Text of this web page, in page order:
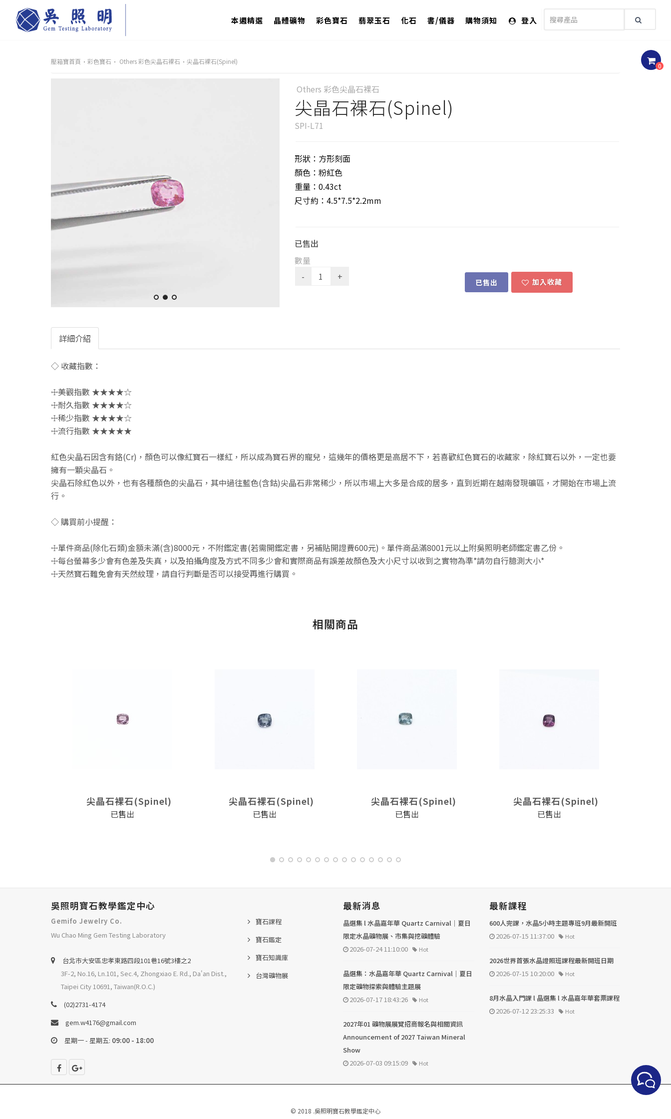
本週精選 晶體礦物 彩色寶石 翡翠玉石 化石 書/儀器 購物須知 登入
0
壓箱寶首頁 彩色寶石 Others 彩色尖晶石裸石 尖晶石裸石(Spinel)
Others 彩色尖晶石裸石
尖晶石裸石(Spinel)
SPI-L71
形狀：方形刻面
顏色：粉紅色
重量：0.43ct
尺寸約：4.5*7.5*2.2mm
已售出
數量
已售出 加入收藏
詳細介紹
◇ 收藏指數：
☩美觀指數 ★★★★☆
☩耐久指數 ★★★★☆
☩稀少指數 ★★★★☆
☩流行指數 ★★★★★
紅色尖晶石因含有鉻(Cr)，顏色可以像紅寶石一樣紅，所以成為寶石界的寵兒，這幾年的價格更是高居不下，若喜歡紅色寶石的收藏家，除紅寶石以外，一定也要
擁有一顆尖晶石。
尖晶石除紅色以外，也有各種顏色的尖晶石，其中過往藍色(含鈷)尖晶石非常稀少，所以市場上大多是合成的居多，直到近期在越南發現礦區，才開始在市場上流
行。
◇ 購買前小提醒：
☩單件商品(除化石類)金額未滿(含)8000元，不附鑑定書(若需開鑑定書，另補貼開證費600元)。單件商品滿8001元以上附吳照明老師鑑定書乙份。
☩每台螢幕多少會有色差及失真，以及拍攝角度及方式不同多少會和實際商品有誤差故顏色及大小尺寸以收到之實物為準*請勿自行臆測大小*
☩天然寶石難免會有天然紋理，請自行判斷是否可以接受再進行購買。
相關商品
尖晶石裸石(Spinel)
已售出
尖晶石裸石(Spinel)
已售出
尖晶石裸石(Spinel)
已售出
尖晶石裸石(Spinel)
已售出
吳照明寶石教學鑑定中心
Gemifo Jewelry Co.
Wu Chao Ming Gem Testing Laboratory
台北巿大安區忠孝東路四段101巷16號3樓之2
3F-2, No.16, Ln.101, Sec.4, Zhongxiao E. Rd., Da'an Dist.,
Taipei City 10691, Taiwan(R.O.C.)
(02)2731-4174
gem.w4176@gmail.com
星期一 - 星期五: 09:00 - 18:00
寶石課程
寶石鑑定
寶石知識庫
台灣礦物展
最新消息
晶選集 l 水晶嘉年華 Quartz Carnival｜夏日
限定水晶礦物展、市集與挖礦體驗
2026-07-24 11:10:00
Hot
晶選集：水晶嘉年華 Quartz Carnival｜夏日
限定礦物探索與體驗主題展
2026-07-17 18:43:26
Hot
2027年01 礦物展展覽招商報名與相關資訊
Announcement of 2027 Taiwan Mineral
Show
2026-07-03 09:15:09
Hot
最新課程
600人完課，水晶5小時主題專班9月最新開班
2026-07-15 11:37:00
Hot
2026世界首張水晶證照班課程最新開班日期
2026-07-15 10:20:00
Hot
8月水晶入門課 l 晶選集 l 水晶嘉年華套票課程
2026-07-12 23:25:33
Hot
© 2018 .吳照明寶石教學鑑定中心